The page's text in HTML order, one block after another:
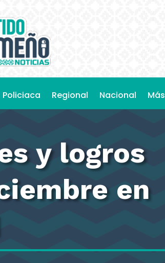
Policiaca Regional Nacional Más
y logros
en